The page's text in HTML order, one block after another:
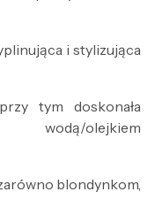
i stylizująca
tym doskonała
olejkiem
blondynkom,